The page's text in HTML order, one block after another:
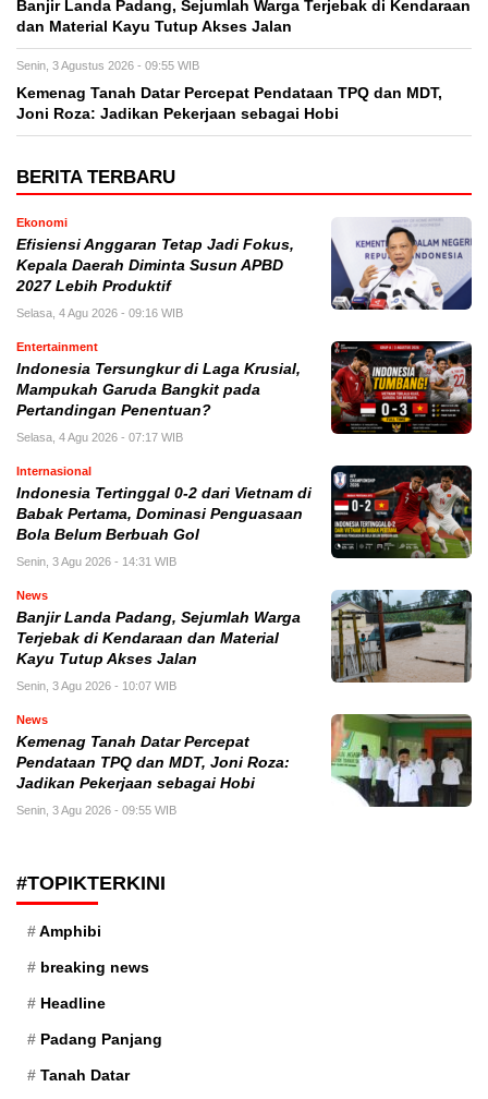
Banjir Landa Padang, Sejumlah Warga Terjebak di Kendaraan
dan Material Kayu Tutup Akses Jalan
Senin, 3 Agustus 2026 - 09:55 WIB
Kemenag Tanah Datar Percepat Pendataan TPQ dan MDT,
Joni Roza: Jadikan Pekerjaan sebagai Hobi
BERITA TERBARU
Ekonomi
Efisiensi Anggaran Tetap Jadi Fokus,
Kepala Daerah Diminta Susun APBD
2027 Lebih Produktif
Selasa, 4 Agu 2026 - 09:16 WIB
Entertainment
Indonesia Tersungkur di Laga Krusial,
Mampukah Garuda Bangkit pada
Pertandingan Penentuan?
Selasa, 4 Agu 2026 - 07:17 WIB
Internasional
Indonesia Tertinggal 0-2 dari Vietnam di
Babak Pertama, Dominasi Penguasaan
Bola Belum Berbuah Gol
Senin, 3 Agu 2026 - 14:31 WIB
News
Banjir Landa Padang, Sejumlah Warga
Terjebak di Kendaraan dan Material
Kayu Tutup Akses Jalan
Senin, 3 Agu 2026 - 10:07 WIB
News
Kemenag Tanah Datar Percepat
Pendataan TPQ dan MDT, Joni Roza:
Jadikan Pekerjaan sebagai Hobi
Senin, 3 Agu 2026 - 09:55 WIB
#TOPIKTERKINI
Amphibi
breaking news
Headline
Padang Panjang
Tanah Datar